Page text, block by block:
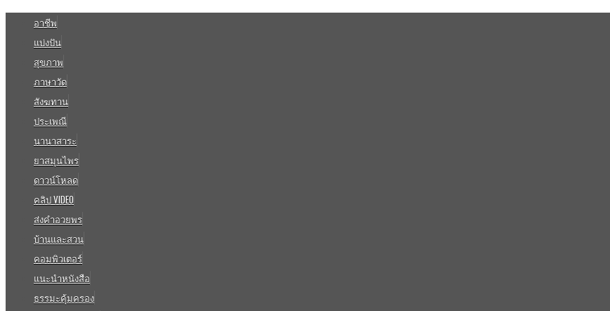
อาชีพ
แบ่งปัน
สุขภาพ
ภาษาวัด
สังฆทาน
ประเพณี
นานาสาระ
ยาสมุนไพร
ดาวน์โหลด
คลิป VIDEO
ส่งคำอวยพร
บ้านและสวน
คอมพิวเตอร์
แนะนำหนังสือ
ธรรมะคุ้มครอง